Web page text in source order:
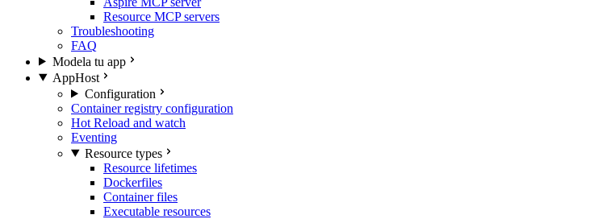
Resource MCP servers
Troubleshooting
FAQ
Modela tu app
AppHost
Configuration
Container registry configuration
Hot Reload and watch
Eventing
Resource types
Resource lifetimes
Dockerfiles
Container files
Executable resources